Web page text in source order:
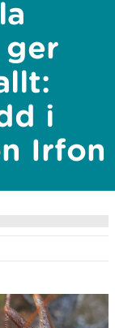
i
Irfon